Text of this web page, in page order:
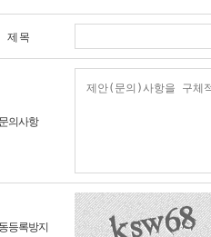
제 목
문의사항
등록방지